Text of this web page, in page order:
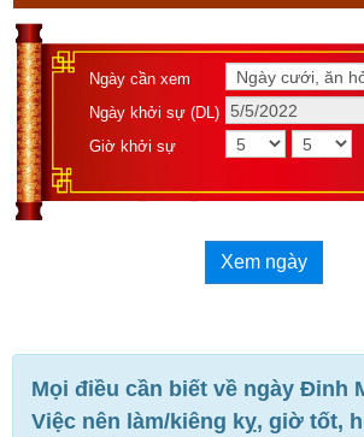
Ngày cần xem
Ngày khởi sự (DL)
Giờ khởi sự
Xem ngày
Mọi điều cần biết về ngày Đinh
Việc nên làm/kiêng kỵ, giờ tốt,